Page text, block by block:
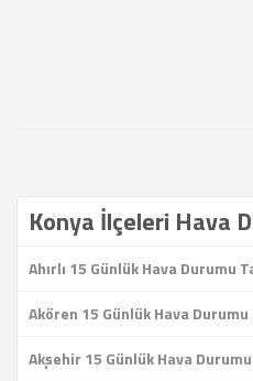
Konya İlçeleri Hava
Ahırlı 15 Günlük Hava Durumu
Akören 15 Günlük Hava
Akşehir 15 Günlük Hava